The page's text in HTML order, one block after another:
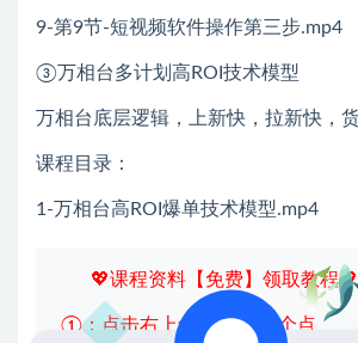
9-第9节-短视频软件操作第三步.mp4
​③万相台多计划高ROI技术模型
万相台底层逻辑，上新快，拉新快，
课程目录：
1-万相台高ROI爆单技术模型.mp4
💖课程资料【免费】领取教程💖
①：点击右上角【 】三个点